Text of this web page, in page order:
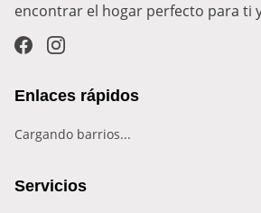
encontrar el hogar perfecto para ti
Enlaces rápidos
Cargando barrios...
Servicios